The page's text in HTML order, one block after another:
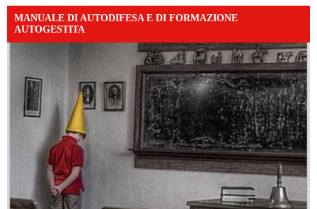
MANUALE DI AUTODIFESA E DI FORMAZIONE
AUTOGESTITA